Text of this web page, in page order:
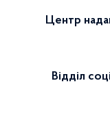
Центр
Відділ